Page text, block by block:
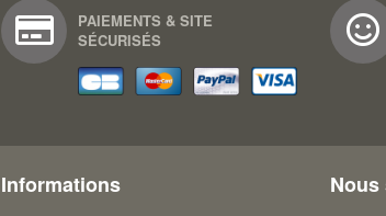
PAIEMENTS & SITE
SÉCURISÉS
Informations